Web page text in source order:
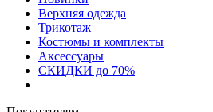
Верхняя одежда
Трикотаж
Костюмы и комплекты
Аксессуары
СКИДКИ до 70%